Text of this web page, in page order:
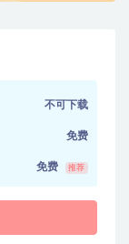
不可下载
免费
免费 推荐